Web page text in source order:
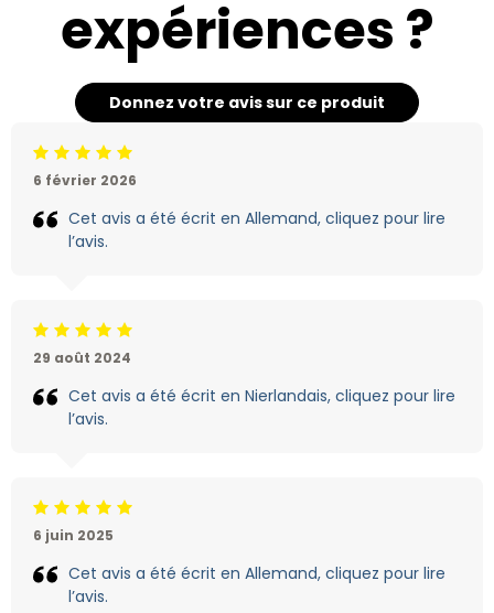
expériences ?
Donnez votre avis sur ce produit
Jugement:5 /5
6 février 2026
Cet avis a été écrit en Allemand, cliquez pour lire
l’avis.
Jugement:5 /5
29 août 2024
Cet avis a été écrit en Nierlandais, cliquez pour lire
l’avis.
Jugement:5 /5
6 juin 2025
Cet avis a été écrit en Allemand, cliquez pour lire
l’avis.